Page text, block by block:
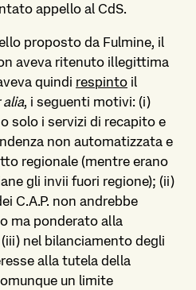
appello al CdS.
proposto da Fulmine, il
aveva ritenuto illegittima
quindi respinto il
, i seguenti motivi: (i)
solo i servizi di recapito e
non automatizzata e
regionale (mentre erano
gli invii fuori regione); (ii)
C.A.P. non andrebbe
ma ponderato alla
nel bilanciamento degli
alla tutela della
un limite